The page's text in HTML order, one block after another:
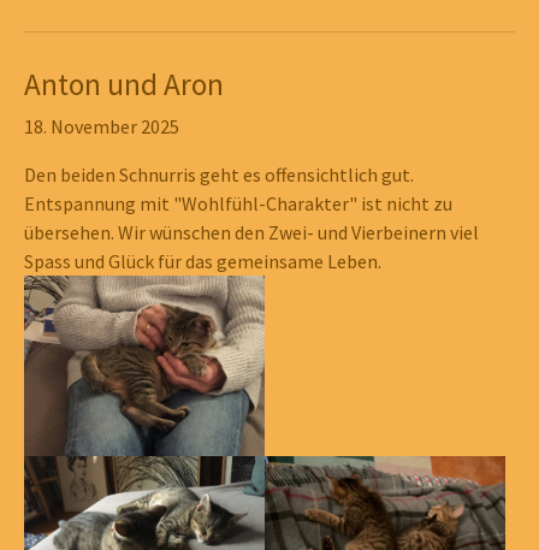
Show larger version Show larger version
Show larger version Show larger version
Anton und Aron
18. November 2025
Den beiden Schnurris geht es offensichtlich gut.
Entspannung mit "Wohlfühl-Charakter" ist nicht zu
übersehen. Wir wünschen den Zwei- und Vierbeinern viel
Spass und Glück für das gemeinsame Leben.